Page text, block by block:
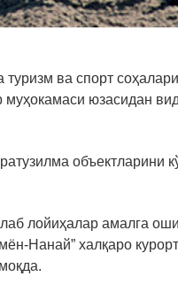
ва спорт
юзасидан
объектларини
лойиҳалар амалга
Нанай” халқаро